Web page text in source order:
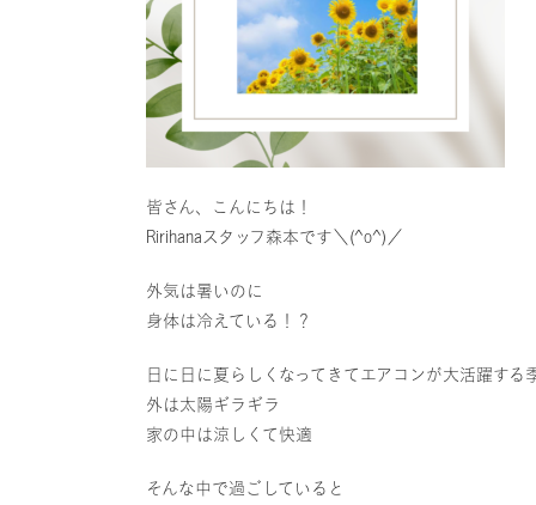
皆さん、こんにちは！
Ririhanaスタッフ森本です＼(^o^)／
外気は暑いのに
身体は冷えている！？
日に日に夏らしくなってきてエアコンが大活躍する
外は太陽ギラギラ
家の中は涼しくて快適
そんな中で過ごしていると